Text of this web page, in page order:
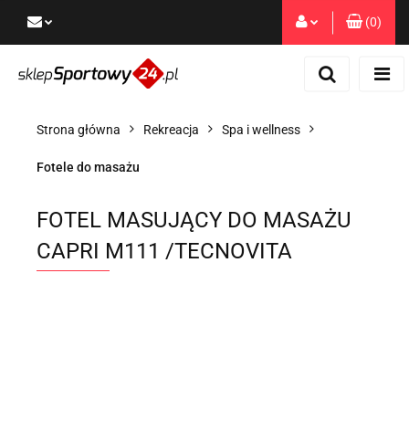
Dodaj zgłoszenie
(0)
Strona główna Rekreacja Spa i wellness
Fotele do masażu
FOTEL MASUJĄCY DO MASAŻU
CAPRI M111 /TECNOVITA